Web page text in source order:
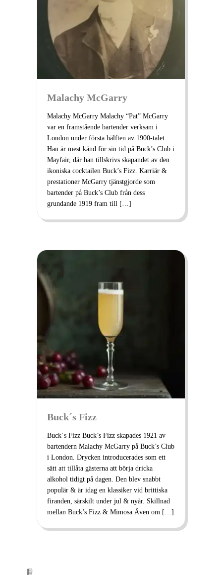
Malachy McGarry
Malachy McGarry Malachy “Pat” McGarry
var en framstående bartender verksam i
London under första hälften av 1900-talet.
Han är mest känd för sin tid på Buck’s Club i
Mayfair, där han tillskrivs skapandet av den
ikoniska cocktailen Buck’s Fizz. Karriär &
prestationer McGarry tjänstgjorde som
bartender på Buck’s Club från dess
grundande 1919 fram till […]
Buck´s Fizz
Buck´s Fizz Buck’s Fizz skapades 1921 av
bartendern Malachy McGarry på Buck’s Club
i London. Drycken introducerades som ett
sätt att tillåta gästerna att börja dricka
alkohol tidigt på dagen. Den blev snabbt
populär & är idag en klassiker vid brittiska
firanden, särskilt under jul & nyår. Skillnad
mellan Buck’s Fizz & Mimosa Även om […]